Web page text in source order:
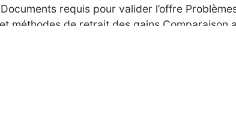
requis pour valider l’offre
méthodes de retrait des gains Comparaison